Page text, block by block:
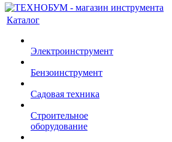
Каталог
Электроинструмент
Бензоинструмент
Садовая техника
Строительное
оборудование